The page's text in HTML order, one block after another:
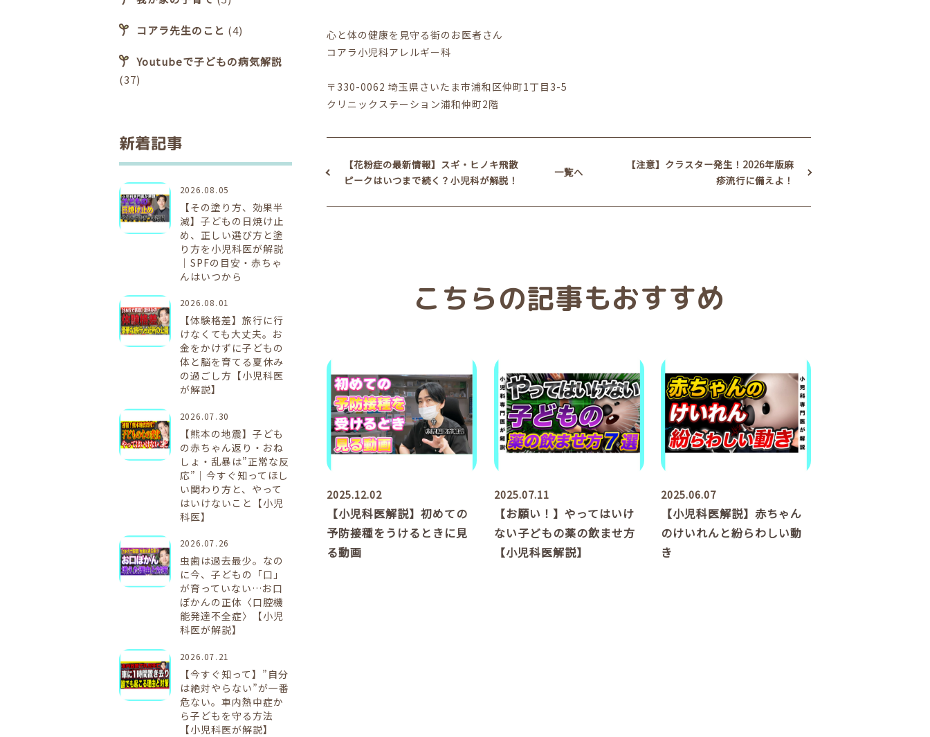
心と体の健康を見守る街のお医者さん
コアラ小児科アレルギー科
〒330-0062 埼玉県さいたま市浦和区仲町1丁目3-5
クリニックステーション浦和仲町2階
【花粉症の最新情報】スギ・ヒノキ飛散
ピークはいつまで続く？小児科が解説！
一覧へ
【注意】クラスター発生！2026年版麻
疹流行に備えよ！
こちらの記事もおすすめ
2025.12.02
【小児科医解説】初めての
予防接種をうけるときに見
る動画
2025.07.11
【お願い！】やってはいけ
ない子どもの薬の飲ませ方
【小児科医解説】
2025.06.07
【小児科医解説】赤ちゃん
のけいれんと紛らわしい動
き
コアラ先生のこと (4)
Youtubeで子どもの病気解説
(37)
新着記事
2026.08.05
【その塗り方、効果半
減】子どもの日焼け止
め、正しい選び方と塗
り方を小児科医が解説
｜SPFの目安・赤ちゃ
んはいつから
2026.08.01
【体験格差】旅行に行
けなくても大丈夫。お
金をかけずに子どもの
体と脳を育てる夏休み
の過ごし方【小児科医
が解説】
2026.07.30
【熊本の地震】子ども
の赤ちゃん返り・おね
しょ・乱暴は”正常な反
応”｜今すぐ知ってほし
い関わり方と、やって
はいけないこと【小児
科医】
2026.07.26
虫歯は過去最少。なの
に今、子どもの「口」
が育っていない…お口
ぽかんの正体〈口腔機
能発達不全症〉【小児
科医が解説】
2026.07.21
【今すぐ知って】”自分
は絶対やらない”が一番
危ない。車内熱中症か
ら子どもを守る方法
【小児科医が解説】